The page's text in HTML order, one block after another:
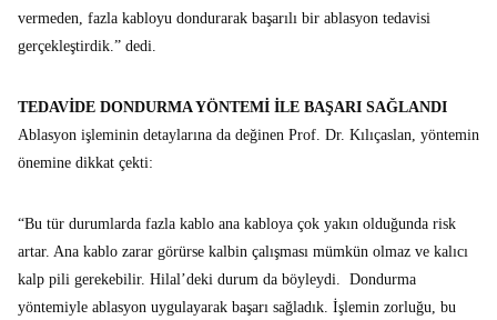
vermeden, fazla kabloyu dondurarak başarılı bir ablasyon tedavisi
gerçekleştirdik.” dedi.
TEDAVİDE DONDURMA YÖNTEMİ İLE BAŞARI SAĞLANDI
Ablasyon işleminin detaylarına da değinen Prof. Dr. Kılıçaslan, yöntemin
önemine dikkat çekti:
“Bu tür durumlarda fazla kablo ana kabloya çok yakın olduğunda risk
artar. Ana kablo zarar görürse kalbin çalışması mümkün olmaz ve kalıcı
kalp pili gerekebilir. Hilal’deki durum da böyleydi. Dondurma
yöntemiyle ablasyon uygulayarak başarı sağladık. İşlemin zorluğu, bu